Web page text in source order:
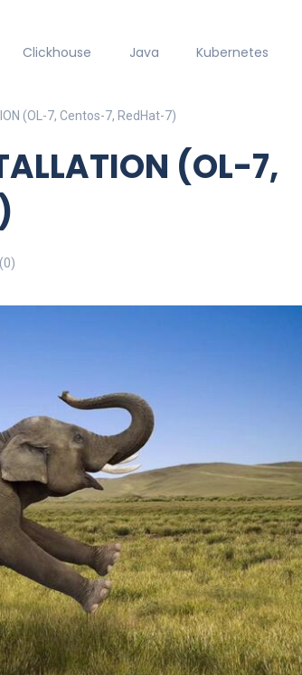
Clickhouse Java Kubernetes
(OL-7, Centos-7, RedHat-7)
(OL-7,
(0)